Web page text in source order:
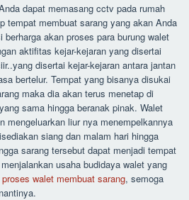
dapat memasang cctv pada rumah
tempat membuat sarang yang akan Anda
akan proses para burung walet
aktifitas kejar-kejaran yang disertai
disertai kejar-kejaran antara jantan
bertelur. Tempat yang bisanya disukai
maka dia akan terus menetap di
sama hingga beranak pinak. Walet
mengeluarkan liur nya menempelkannya
siang dan malam hari hingga
sarang tersebut dapat menjadi tempat
usaha budidaya walet yang
proses walet membuat sarang, semoga